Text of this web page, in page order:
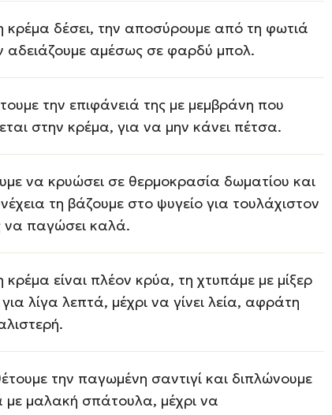
κρέμα δέσει, την αποσύρουμε από τη φωτιά
αδειάζουμε αμέσως σε φαρδύ μπολ.
την επιφάνειά της με μεμβράνη που
στην κρέμα, για να μην κάνει πέτσα.
να κρυώσει σε θερμοκρασία δωματίου και
τη βάζουμε στο ψυγείο για τουλάχιστον
να παγώσει καλά.
είναι πλέον κρύα, τη χτυπάμε με μίξερ
για λίγα λεπτά, μέχρι να γίνει λεία, αφράτη
την παγωμένη σαντιγί και διπλώνουμε
μαλακή σπάτουλα, μέχρι να